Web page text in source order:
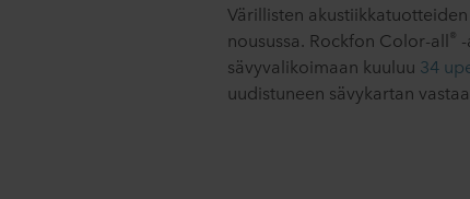
Värillisten
nousussa. Rockfon Color-all ®
sävyvalikoimaan kuuluu 34
uudistuneen sävykartan